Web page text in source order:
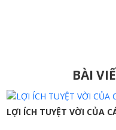
hướng
bài
viết
BÀI
LỢI ÍCH TUYỆT VỜI CỦA